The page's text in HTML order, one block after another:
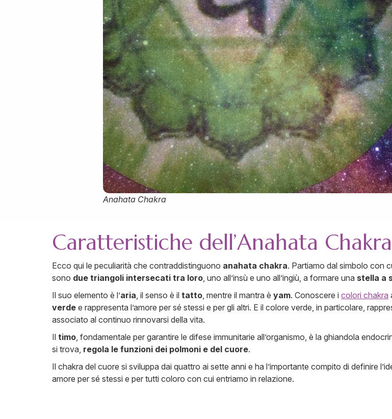
Anahata Chakra
Caratteristiche dell’Anahata Chakra
Ecco qui le peculiarità che contraddistinguono anahata chakra. Partiamo dal simbolo con
sono due triangoli intersecati tra loro, uno all’insù e uno all’ingiù, a formare una stella a
Il suo elemento è l’aria, il senso è il tatto, mentre il mantra è yam. Conoscere i colori chakra
verde e rappresenta l’amore per sé stessi e per gli altri. E il colore verde, in particolare,
associato al continuo rinnovarsi della vita.
Il timo, fondamentale per garantire le difese immunitarie all’organismo, è la ghiandola
si trova, regola le funzioni dei polmoni e del cuore.
Il chakra del cuore si sviluppa dai quattro ai sette anni e ha l’importante compito di definire
amore per sé stessi e per tutti coloro con cui entriamo in relazione.